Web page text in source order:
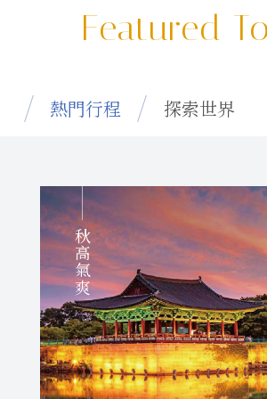
Featured
熱門行程 探索世界
秋高氣爽